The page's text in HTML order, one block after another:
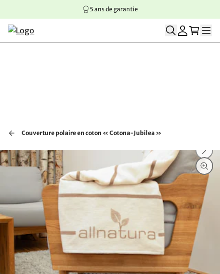
Aller au contenu principal
Aller à la navigation principale
Aller au pied de page
5 ans de garantie
Couverture polaire en coton « Cotona-Jubilea »